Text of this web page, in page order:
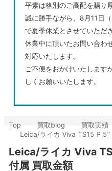
平素は格別のご高配を賜り
誠に勝手ながら、8月11日
で夏季休業とさせていただ
休業中に頂いたお問い合わ
対応いたします。
ご不便をおかけいたします
しくお願いいたします。
Top 買取blog 買取実績
Leica/ライカ Viva TS15 P
Leica/ライカ Viva
付属 買取金額